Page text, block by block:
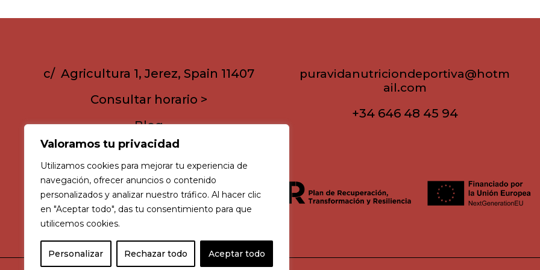
Valoramos tu privacidad
Utilizamos cookies para mejorar tu experiencia de
navegación, ofrecer anuncios o contenido
personalizados y analizar nuestro tráfico. Al hacer clic
en "Aceptar todo", das tu consentimiento para que
utilicemos cookies.
Personalizar Rechazar todo Aceptar todo
c/ Agricultura 1, Jerez, Spain 11407
Consultar horario >
Blog
puravidanutriciondeportiva@hotm
ail.com
+34 646 48 45 94